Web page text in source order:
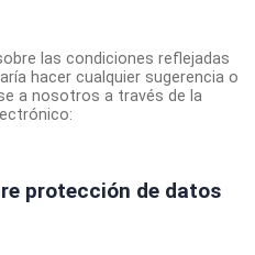
las condiciones reflejadas
hacer cualquier sugerencia o
a nosotros a través de la
protección de datos